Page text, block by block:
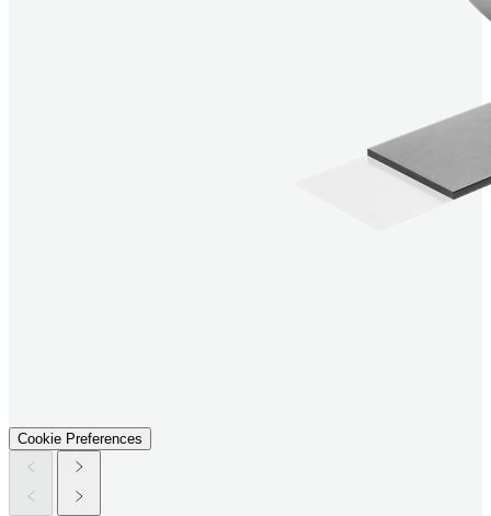
Cookie Preferences